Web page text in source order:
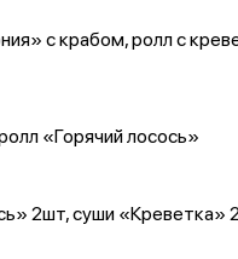
с крабом, ролл с
«Горячий лосось»
2шт, суши «Креветка»